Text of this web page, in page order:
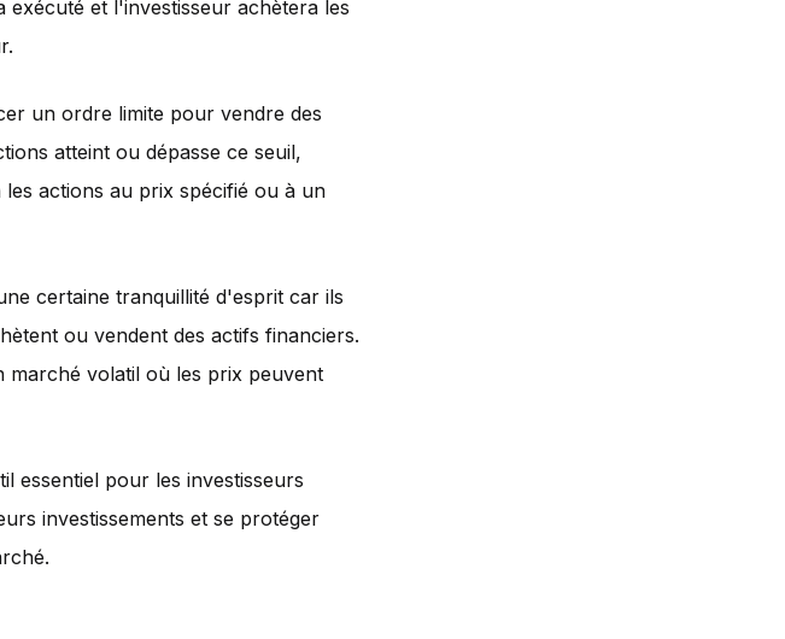
et l'investisseur achètera les
un ordre limite pour vendre des
atteint ou dépasse ce seuil,
actions au prix spécifié ou à un
certaine tranquillité d'esprit car ils
ou vendent des actifs financiers.
marché volatil où les prix peuvent
essentiel pour les investisseurs
investissements et se protéger